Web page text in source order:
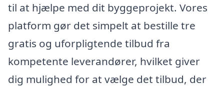
til at hjælpe med dit byggeprojekt. Vores
platform gør det simpelt at bestille tre
gratis og uforpligtende tilbud fra
kompetente leverandører, hvilket giver
dig mulighed for at vælge det tilbud, der